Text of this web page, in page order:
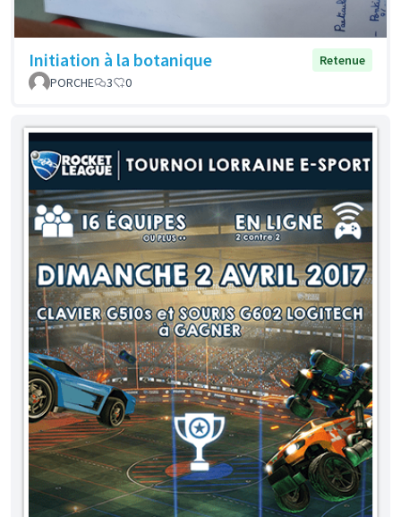
Initiation à la botanique
Retenue
PORCHE
3 0